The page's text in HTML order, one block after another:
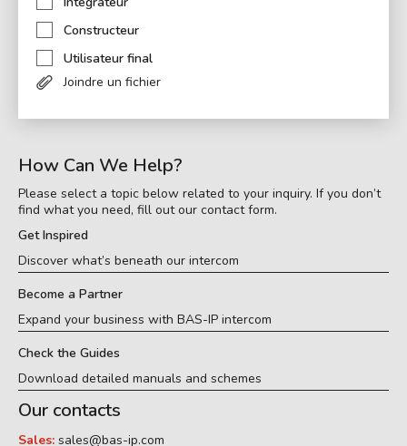
Constructeur
Utilisateur final
Joindre un fichier
How Can We Help?
Please select a topic below related to your inquiry. If you don’t
find what you need, fill out our contact form.
Get Inspired
Discover what’s beneath our intercom
Become a Partner
Expand your business with BAS-IP intercom
Check the Guides
Download detailed manuals and schemes
Our contacts
Sales: sales@bas-ip.com